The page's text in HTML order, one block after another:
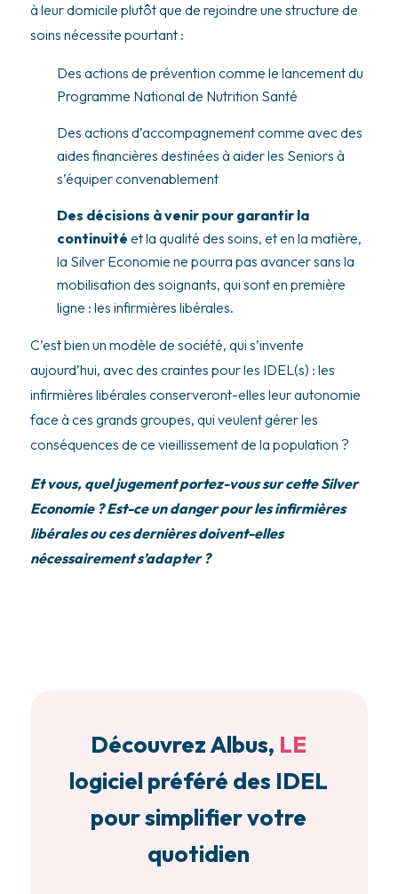
à leur domicile plutôt que de rejoindre une structure de
soins nécessite pourtant :
Des actions de prévention comme le lancement du
Programme National de Nutrition Santé
Des actions d’accompagnement comme avec des
aides financières destinées à aider les Seniors à
s’équiper convenablement
Des décisions à venir pour garantir la
continuité et la qualité des soins, et en la matière,
la Silver Economie ne pourra pas avancer sans la
mobilisation des soignants, qui sont en première
ligne : les infirmières libérales.
C’est bien un modèle de société, qui s’invente
aujourd’hui, avec des craintes pour les IDEL(s) : les
infirmières libérales conserveront-elles leur autonomie
face à ces grands groupes, qui veulent gérer les
conséquences de ce vieillissement de la population ?
Et vous, quel jugement portez-vous sur cette Silver
Economie ? Est-ce un danger pour les infirmières
libérales ou ces dernières doivent-elles
nécessairement s’adapter ?
Découvrez Albus, LE
logiciel préféré des IDEL
pour simplifier votre
quotidien